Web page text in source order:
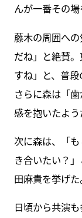
んが一番その場
藤木の周囲へ
だね」と絶賛
すね」と、普
さらに森は「
感を抱いたよう
次に森は、「
き合いたい？
田麻貴を挙げた
日頃から共演